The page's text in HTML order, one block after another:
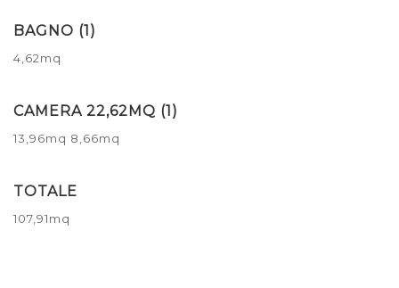
BAGNO (1)
4,62mq
CAMERA 22,62MQ (1)
13,96mq 8,66mq
TOTALE
107,91mq